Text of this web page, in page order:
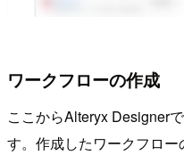
ワークフローの作成
ここからAlteryx Designer
す。作成したワークフロー